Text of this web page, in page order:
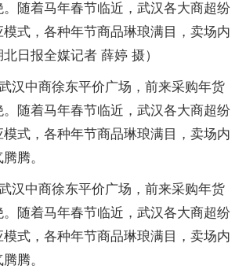
随着马年春节临近，武汉各大商超纷
式，各种年节商品琳琅满目，卖场内
日报全媒记者 薛婷 摄）
汉中商徐东平价广场，前来采购年货
随着马年春节临近，武汉各大商超纷
式，各种年节商品琳琅满目，卖场内
腾。
汉中商徐东平价广场，前来采购年货
随着马年春节临近，武汉各大商超纷
式，各种年节商品琳琅满目，卖场内
腾。